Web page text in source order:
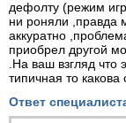
дефолту (режим
ни роняли ,правда
аккуратно
приобрел другой
.На ваш взгляд что
типичная то
Ответ